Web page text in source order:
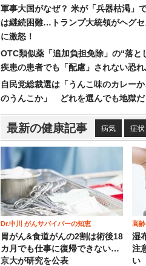
軍事大国がなぜ？ 米が「兵器枯渇」
は継続困難…トランプ大統領がヘグ
に激怒！
OTC類似薬「追加負担免除」の“落
疾患の患者でも「配慮」されない恐れ
自民党総裁選は「うんこ味のカレー
のうんこか」 どれを選んでも地獄だ
最新の健康記事 病気 症状
Dr.中川 がんサバイバーの知恵
胃がん&食道がんの2割は術後18
カ月でも仕事に復帰できない…
京大が研究を公表
高
湿
注
い